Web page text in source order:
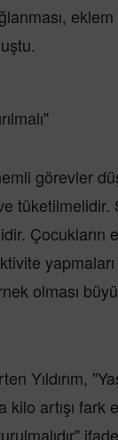
görevler
tüketilmelidir.
Çocukların
yapmaları
olması
Yıldırım,
artışı fark